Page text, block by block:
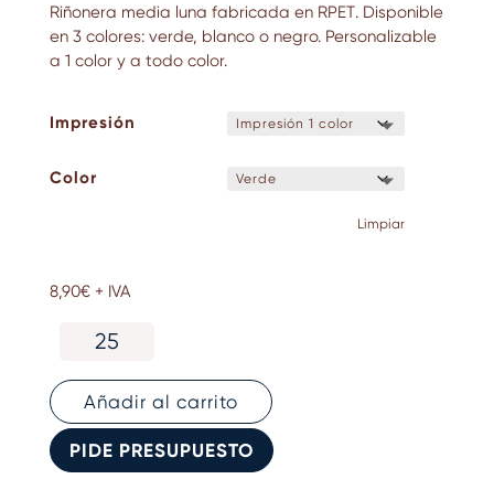
Riñonera media luna fabricada en RPET. Disponible
en 3 colores: verde, blanco o negro. Personalizable
a 1 color y a todo color.
Impresión
Color
Limpiar
8,90€ + IVA
media
RPET
cantidad
Añadir al carrito
PIDE PRESUPUESTO